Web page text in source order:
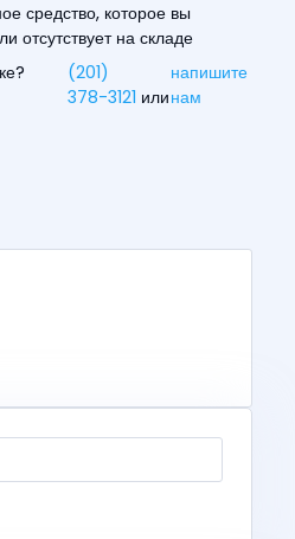
средство, которое вы
отсутствует на складе
(201)
378-3121 или
напишите
нам